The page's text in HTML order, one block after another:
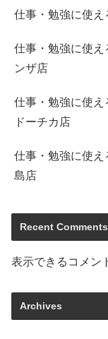
仕事・勉強に使
仕事・勉強に使
ンザ店
仕事・勉強に使
ドーチカ店
仕事・勉強に使え
島店
Recent Comments
表示できるコメン
Archives